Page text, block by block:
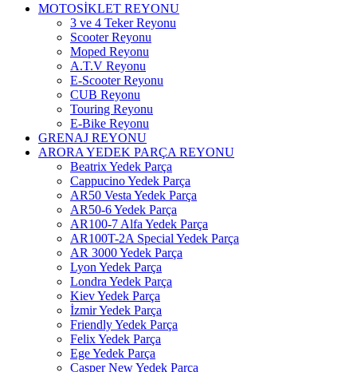
MOTOSİKLET REYONU
3 ve 4 Teker Reyonu
Scooter Reyonu
Moped Reyonu
A.T.V Reyonu
E-Scooter Reyonu
CUB Reyonu
Touring Reyonu
E-Bike Reyonu
GRENAJ REYONU
ARORA YEDEK PARÇA REYONU
Beatrix Yedek Parça
Cappucino Yedek Parça
AR50 Vesta Yedek Parça
AR50-6 Yedek Parça
AR100-7 Alfa Yedek Parça
AR100T-2A Special Yedek Parça
AR 3000 Yedek Parça
Lyon Yedek Parça
Londra Yedek Parça
Kiev Yedek Parça
İzmir Yedek Parça
Friendly Yedek Parça
Felix Yedek Parça
Ege Yedek Parça
Casper New Yedek Parça